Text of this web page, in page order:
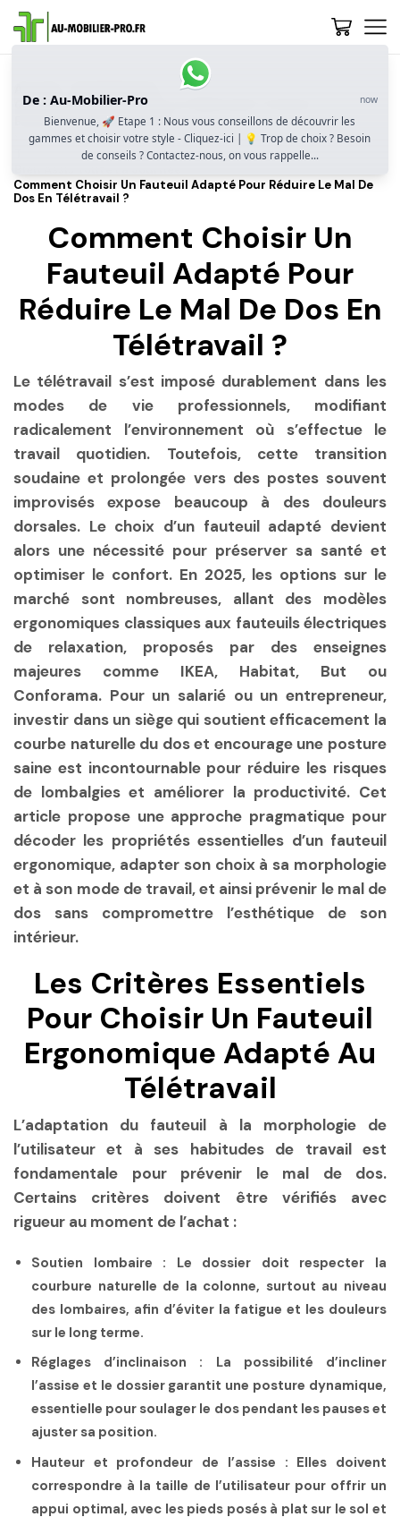
Quel Fauteuil Choisir Pour Le Télétravail ? Confort,
Ergonomie Et Adaptabilité
Télétravail Et Santé : Un Fauteuil Confortable Pour Rester
Comment Choisir Un Fauteuil Adapté Pour Réduire Le Mal De
Dos En Télétravail ?
Comment Choisir Un
Fauteuil Adapté Pour
Réduire Le Mal De Dos En
Télétravail ?
Le télétravail s’est imposé durablement dans les
modes de vie professionnels, modifiant
radicalement l’environnement où s’effectue le
travail quotidien. Toutefois, cette transition
soudaine et prolongée vers des postes souvent
improvisés expose beaucoup à des douleurs
dorsales. Le choix d’un fauteuil adapté devient
alors une nécessité pour préserver sa santé et
optimiser le confort. En 2025, les options sur le
marché sont nombreuses, allant des modèles
ergonomiques classiques aux fauteuils électriques
de relaxation, proposés par des enseignes
majeures comme IKEA, Habitat, But ou
Conforama. Pour un salarié ou un entrepreneur,
investir dans un siège qui soutient efficacement la
courbe naturelle du dos et encourage une posture
saine est incontournable pour réduire les risques
de lombalgies et améliorer la productivité. Cet
article propose une approche pragmatique pour
décoder les propriétés essentielles d’un fauteuil
ergonomique, adapter son choix à sa morphologie
et à son mode de travail, et ainsi prévenir le mal de
dos sans compromettre l’esthétique de son
intérieur.
Les Critères Essentiels
Pour Choisir Un Fauteuil
Ergonomique Adapté Au
Télétravail
L’adaptation du fauteuil à la morphologie de
l’utilisateur et à ses habitudes de travail est
fondamentale pour prévenir le mal de dos.
Certains critères doivent être vérifiés avec
rigueur au moment de l’achat :
Soutien lombaire : Le dossier doit respecter la
courbure naturelle de la colonne, surtout au niveau
des lombaires, afin d’éviter la fatigue et les douleurs
sur le long terme.
Réglages d’inclinaison : La possibilité d’incliner
l’assise et le dossier garantit une posture dynamique,
essentielle pour soulager le dos pendant les pauses et
ajuster sa position.
Hauteur et profondeur de l’assise : Elles doivent
correspondre à la taille de l’utilisateur pour offrir un
appui optimal, avec les pieds posés à plat sur le sol et
De : Au-Mobilier-Pro now
Bienvenue, 🚀 Etape 1 : Nous vous conseillons de découvrir les
gammes et choisir votre style - Cliquez-ici | 💡 Trop de choix ? Besoin
de conseils ? Contactez-nous, on vous rappelle...